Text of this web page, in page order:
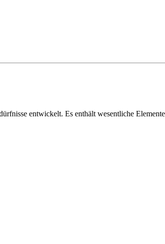
entwickelt. Es enthält wesentliche